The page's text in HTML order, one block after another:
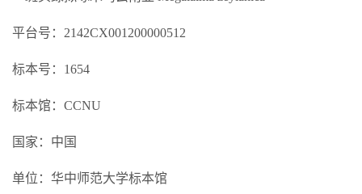
平台号：2142CX001200000512
标本号：1654
标本馆：CCNU
国家：中国
单位：华中师范大学标本馆